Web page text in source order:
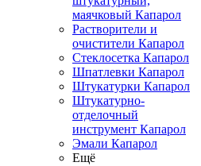
маячковый Капарол
Растворители и
очистители Капарол
Cтеклосетка Капарол
Шпатлевки Капарол
Штукатурки Капарол
Штукатурно-
отделочный
инструмент Капарол
Эмали Капарол
Ещё